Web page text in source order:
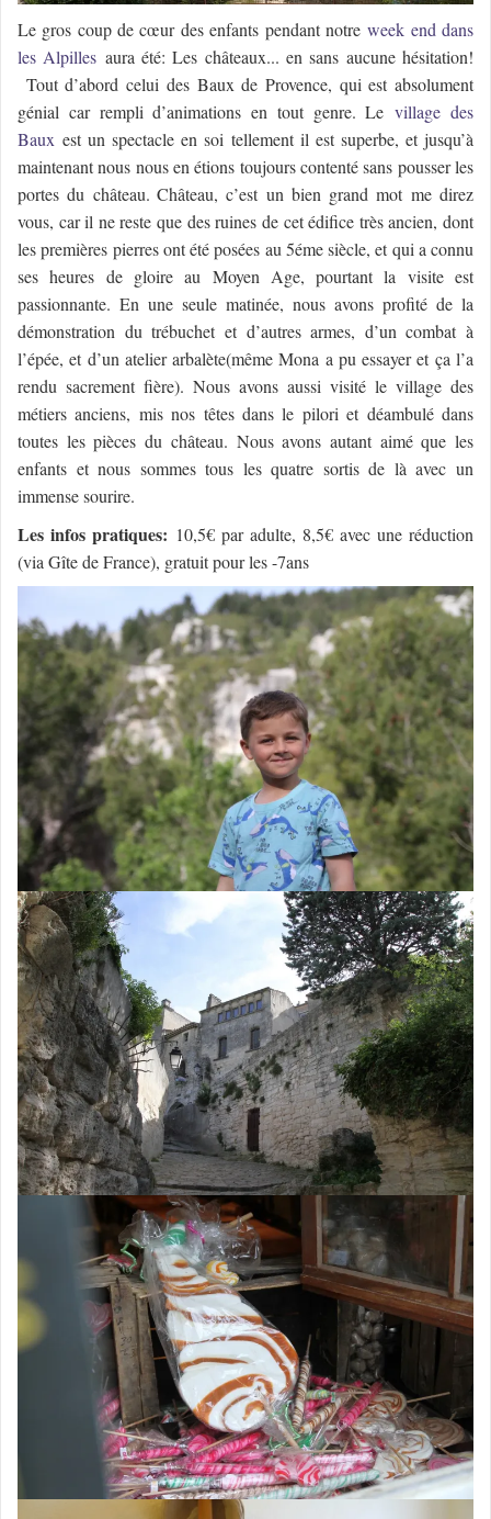
Le gros coup decœurdes enfants pendant notreweek end dans
les Alpilles aura été: Les châteaux... en sans aucune hésitation!
Tout d’abord celui des Baux de Provence, qui est absolument
génial car rempli d’animations en tout genre. Levillage des
Baux est un spectacle en soi tellement il est superbe, et jusqu’à
maintenant nous nous en étions toujours contenté sans pousser les
portes du château. Château, c’est un bien grand mot me direz
vous, car il ne reste que des ruines de cet édifice très ancien, dont
les premières pierres ont été posées au 5éme siècle, et qui a connu
ses heures de gloire au Moyen Age, pourtant la visite est
passionnante. En une seule matinée, nous avons profité de la
démonstration du trébuchet et d’autres armes, d’un combat à
l’épée, et d’un atelier arbalète(même Mona a pu essayer et ça l’a
rendu sacrement fière). Nous avons aussi visité le village des
métiers anciens, mis nos têtes dans le pilori et déambulé dans
toutes les pièces du château. Nous avons autant aimé que les
enfants et nous sommes tous les quatre sortis de là avec un
immense sourire.
Les infos pratiques: 10,5€ par adulte, 8,5€ avec une réduction
(via Gîte de France), gratuit pour les -7ans